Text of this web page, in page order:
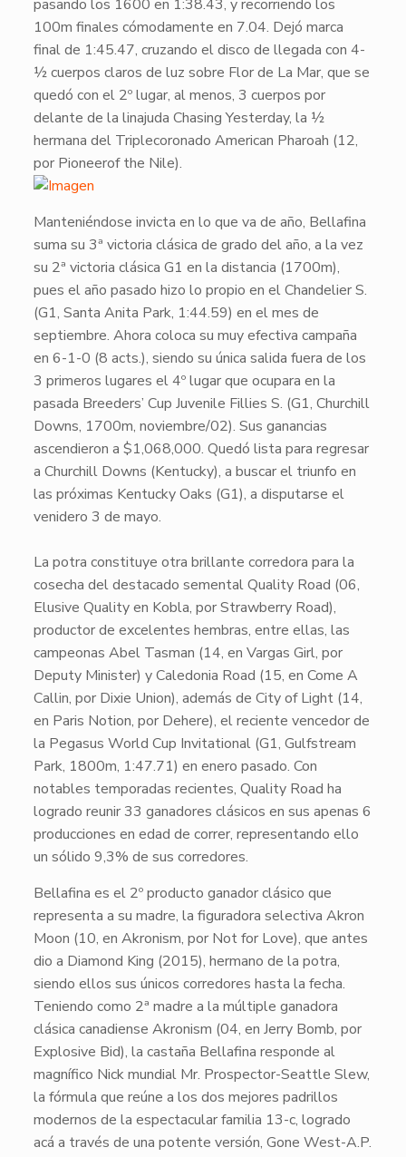
pasando los 1600 en 1:38.43, y recorriendo los
100m finales cómodamente en 7.04. Dejó marca
final de 1:45.47, cruzando el disco de llegada con 4-
½ cuerpos claros de luz sobre Flor de La Mar, que se
quedó con el 2º lugar, al menos, 3 cuerpos por
delante de la linajuda Chasing Yesterday, la ½
hermana del Triplecoronado American Pharoah (12,
por Pioneerof the Nile).
​Manteniéndose invicta en lo que va de año, Bellafina
suma su 3ª victoria clásica de grado del año, a la vez
su 2ª victoria clásica G1 en la distancia (1700m),
pues el año pasado hizo lo propio en el Chandelier S.
(G1, Santa Anita Park, 1:44.59) en el mes de
septiembre. Ahora coloca su muy efectiva campaña
en 6-1-0 (8 acts.), siendo su única salida fuera de los
3 primeros lugares el 4º lugar que ocupara en la
pasada Breeders’ Cup Juvenile Fillies S. (G1, Churchill
Downs, 1700m, noviembre/02). Sus ganancias
ascendieron a $1,068,000. Quedó lista para regresar
a Churchill Downs (Kentucky), a buscar el triunfo en
las próximas Kentucky Oaks (G1), a disputarse el
venidero 3 de mayo.
La potra constituye otra brillante corredora para la
cosecha del destacado sementalQuality Road (06,
Elusive Quality en Kobla, por Strawberry Road),
productor de excelentes hembras, entre ellas, las
campeonas Abel Tasman (14, en Vargas Girl, por
Deputy Minister) yCaledonia Road (15, en Come A
Callin, por Dixie Union), además de City of Light(14,
en Paris Notion, por Dehere), el reciente vencedor de
la Pegasus World Cup Invitational (G1, Gulfstream
Park, 1800m, 1:47.71) en enero pasado. Con
notables temporadas recientes, Quality Road ha
logrado reunir33 ganadores clásicos en sus apenas 6
producciones en edad de correr, representando ello
un sólido 9,3% de sus corredores.
Bellafina es el 2º producto ganador clásico que
representa a su madre, la figuradora selectiva Akron
Moon (10, en Akronism, por Not for Love), que antes
dio a Diamond King (2015), hermano de la potra,
siendo ellos sus únicos corredores hasta la fecha.
Teniendo como 2ª madre a la múltiple ganadora
clásica canadiense Akronism (04, en Jerry Bomb, por
Explosive Bid), la castaña Bellafina responde al
magnífico Nickmundial Mr. Prospector-Seattle Slew,
la fórmula que reúne a los dos mejores padrillos
modernos de la espectacularfamilia 13-c, logrado
acá a través de una potente versión, Gone West-A.P.